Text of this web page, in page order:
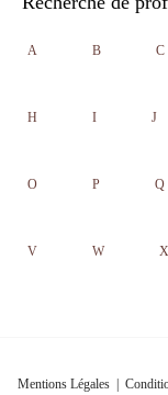
A B C
H I J
O P Q
V W X
Mentions Légales